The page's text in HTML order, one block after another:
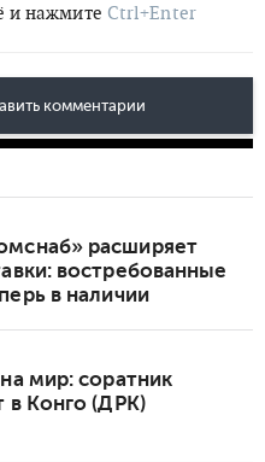
и нажмите Ctrl+Enter
комментарии
расширяет
востребованные
в наличии
мир: соратник
в Конго (ДРК)